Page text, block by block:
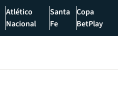
Atlético
Nacional
Santa
Fe
Copa
BetPlay